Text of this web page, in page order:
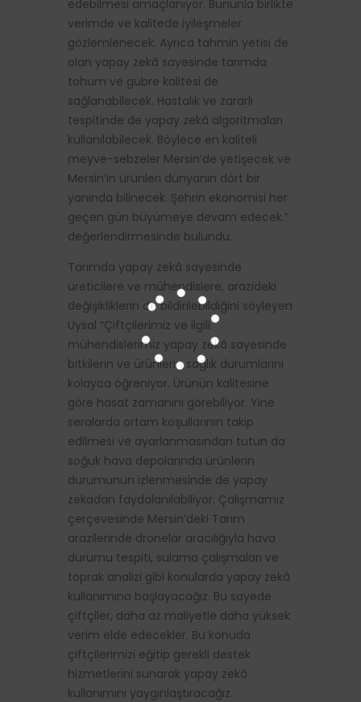
edebilmesi amaçlanıyor. Bununla birlikte
verimde ve kalitede iyileşmeler
gözlemlenecek. Ayrıca tahmin yetisi de
olan yapay zekâ sayesinde tarımda
tohum ve gübre kalitesi de
sağlanabilecek. Hastalık ve zararlı
tespitinde de yapay zekâ algoritmaları
kullanılabilecek. Böylece en kaliteli
meyve-sebzeler Mersin’de yetişecek ve
Mersin’in ürünleri dünyanın dört bir
yanında bilinecek. Şehrin ekonomisi her
geçen gün büyümeye devam edecek.”
değerlendirmesinde bulundu.
Tarımda yapay zekâ sayesinde
üreticilere ve mühendislere, arazideki
değişikliklerin de bildirilebildiğini söyleyen
Uysal “Çiftçilerimiz ve ilgili
mühendislerimiz yapay zekâ sayesinde
bitkilerin ve ürünlerin sağlık durumlarını
kolayca öğreniyor. Ürünün kalitesine
göre hasat zamanını görebiliyor. Yine
seralarda ortam koşullarının takip
edilmesi ve ayarlanmasından tutun da
soğuk hava depolarında ürünlerin
durumunun izlenmesinde de yapay
zekadan faydalanılabiliyor. Çalışmamız
çerçevesinde Mersin’deki Tarım
arazilerinde dronelar aracılığıyla hava
durumu tespiti, sulama çalışmaları ve
toprak analizi gibi konularda yapay zekâ
kullanımına başlayacağız. Bu sayede
çiftçiler, daha az maliyetle daha yüksek
verim elde edecekler. Bu konuda
çiftçilerimizi eğitip gerekli destek
hizmetlerini sunarak yapay zekâ
kullanımını yaygınlaştıracağız.